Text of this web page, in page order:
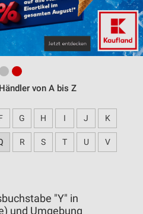
Händler von A bis Z
G H I J K
R S T U V
"Y" in
und Umgebung